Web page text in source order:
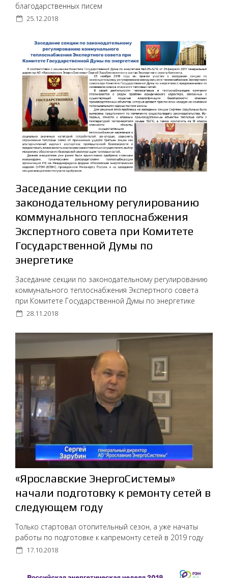
благодарственных писем
25.12.2018
Заседание секции по
законодательному регулированию
коммунального теплоснабжения
Экспертного совета при Комитете
Государственной Думы по
энергетике
Заседание секции по законодательному регулированию
коммунального теплоснабжения Экспертного совета
при Комитете Государственной Думы по энергетике
28.11.2018
«Ярославские ЭнергоСистемы»
начали подготовку к ремонту сетей в
следующем году
Только стартовал отопительный сезон, а уже начаты
работы по подготовке к капремонту сетей в 2019 году
17.10.2018